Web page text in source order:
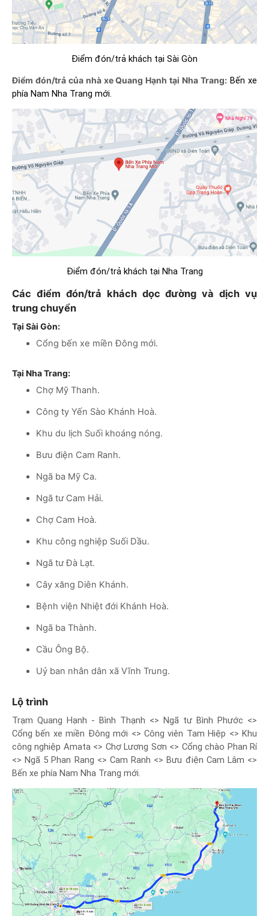
Điểm đón/trả khách tại Sài Gòn
Điểm đón/trả của nhà xe Quang Hạnh tại Nha Trang: Bến xe
phía Nam Nha Trang mới.
Điểm đón/trả khách tại Nha Trang
Các điểm đón/trả khách dọc đường và dịch vụ
trung chuyển
Tại Sài Gòn:
Cổng bến xe miền Đông mới.
Tại Nha Trang:
Chợ Mỹ Thanh.
Công ty Yến Sào Khánh Hoà.
Khu du lịch Suối khoáng nóng.
Bưu điện Cam Ranh.
Ngã ba Mỹ Ca.
Ngã tư Cam Hải.
Chợ Cam Hoà.
Khu công nghiệp Suối Dầu.
Ngã tư Đà Lạt.
Cây xăng Diên Khánh.
Bệnh viện Nhiệt đới Khánh Hoà.
Ngã ba Thành.
Cầu Ông Bộ.
Uỷ ban nhân dân xã Vĩnh Trung.
Lộ trình
Trạm Quang Hạnh - Bình Thạnh <> Ngã tư Bình Phước <>
Cổng bến xe miền Đông mới <> Công viên Tam Hiệp <> Khu
công nghiệp Amata <> Chợ Lương Sơn <> Cổng chào Phan Rí
<> Ngã 5 Phan Rang <> Cam Ranh <> Bưu điện Cam Lâm <>
Bến xe phía Nam Nha Trang mới.